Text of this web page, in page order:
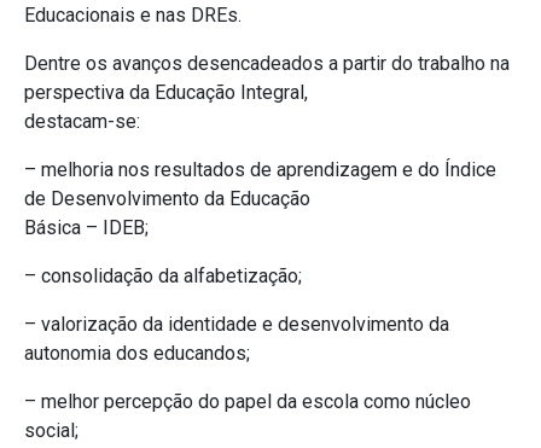
Educacionais e nas DREs.
Dentre os avanços desencadeados a partir do trabalho na
perspectiva da Educação Integral,
destacam-se:
– melhoria nos resultados de aprendizagem e do Índice
de Desenvolvimento da Educação
Básica – IDEB;
– consolidação da alfabetização;
– valorização da identidade e desenvolvimento da
autonomia dos educandos;
– melhor percepção do papel da escola como núcleo
social;